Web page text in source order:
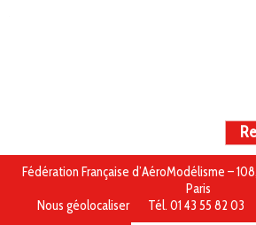
Fédération Française d’AéroModélisme –
Paris
Nous géolocaliser
Tél. 01 43 55 82